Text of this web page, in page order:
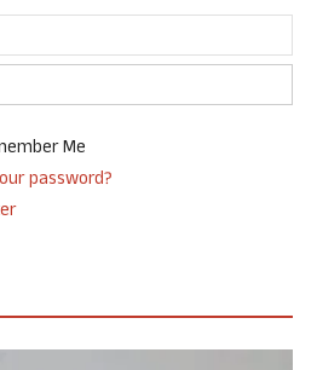
Me
password?